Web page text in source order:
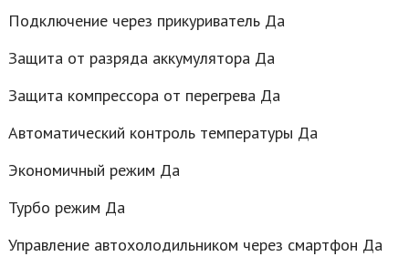
Подключение через прикуриватель Да
Защита от разряда аккумулятора Да
Защита компрессора от перегрева Да
Автоматический контроль температуры Да
Экономичный режим Да
Турбо режим Да
Управление автохолодильником через смартфон Да